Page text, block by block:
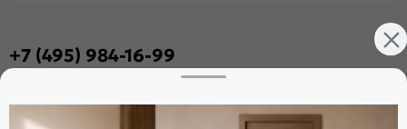
+7 (495) 984-16-99